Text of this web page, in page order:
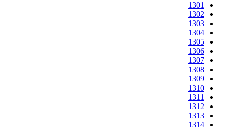
1301
1302
1303
1304
1305
1306
1307
1308
1309
1310
1311
1312
1313
1314